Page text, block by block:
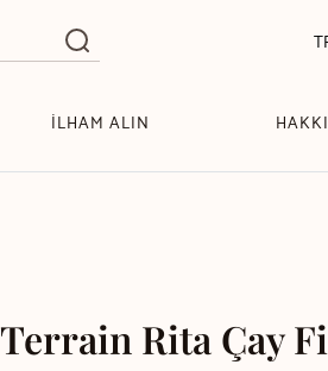
İLHAM ALIN
Terrain Rita Çay